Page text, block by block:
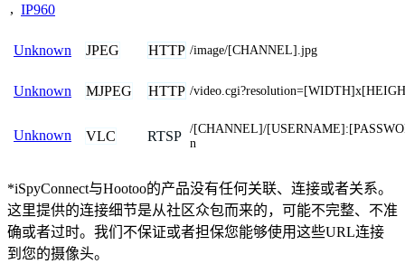
, IP960
Unknown JPEG HTTP /image/[CHANNEL].jpg
Unknown MJPEG HTTP /
Unknown VLC RTSP /[CHANNEL]/
n
*iSpyConnect与Hootoo的产品没有任何关联、连接或者关系。
这里提供的连接细节是从社区众包而来的，可能不完整、不准
确或者过时。我们不保证或者担保您能够使用这些URL连接
到您的摄像头。